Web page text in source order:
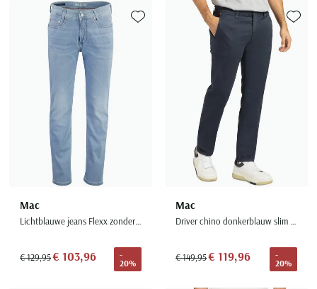
Mac
Lichtblauwe jeans Flexx zonder omslag denim
€ 129,95€ 103,96
-
20%
Toevoegen aan favorieten
Mac
Driver chino donkerblauw slim fit
€ 149,95€ 119,96
-
20%